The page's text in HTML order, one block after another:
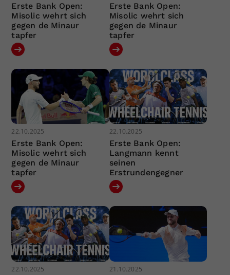
Erste Bank Open:
Misolic wehrt sich
gegen de Minaur
tapfer
Erste Bank Open:
Misolic wehrt sich
gegen de Minaur
tapfer
22.10.2025
Erste Bank Open:
Misolic wehrt sich
gegen de Minaur
tapfer
22.10.2025
Erste Bank Open:
Langmann kennt
seinen
Erstrundengegner
22.10.2025 21.10.2025